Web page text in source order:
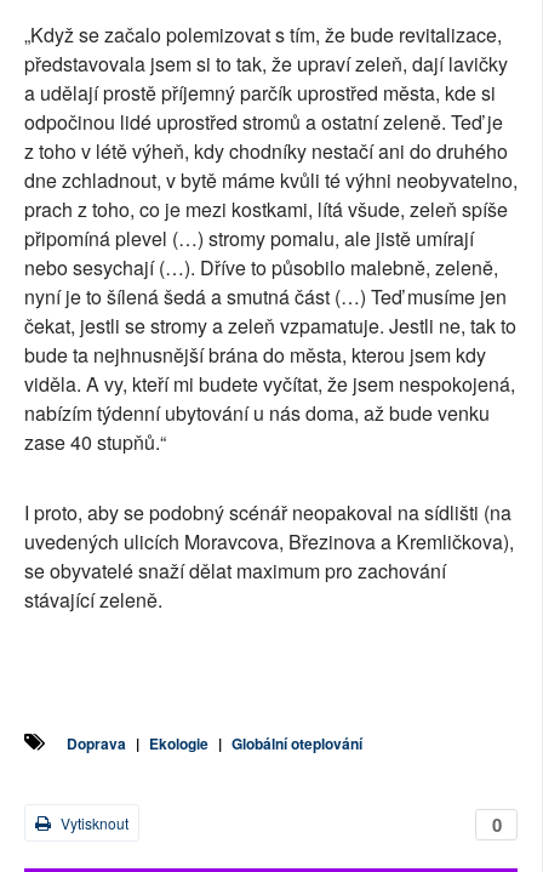
„Když se začalo polemizovat s tím, že bude revitalizace,
představovala jsem si to tak, že upraví zeleň, dají lavičky
a udělají prostě příjemný parčík uprostřed města, kde si
odpočinou lidé uprostřed stromů a ostatní zeleně. Teď je
z toho v létě výheň, kdy chodníky nestačí ani do druhého
dne zchladnout, v bytě máme kvůli té výhni neobyvatelno,
prach z toho, co je mezi kostkami, lítá všude, zeleň spíše
připomíná plevel (…) stromy pomalu, ale jistě umírají
nebo sesychají (…). Dříve to působilo malebně, zeleně,
nyní je to šílená šedá a smutná část (…) Teď musíme jen
čekat, jestli se stromy a zeleň vzpamatuje. Jestli ne, tak to
bude ta nejhnusnější brána do města, kterou jsem kdy
viděla. A vy, kteří mi budete vyčítat, že jsem nespokojená,
nabízím týdenní ubytování u nás doma, až bude venku
zase 40 stupňů.“
I proto, aby se podobný scénář neopakoval na sídlišti (na
uvedených ulicích Moravcova, Březinova a Kremličkova),
se obyvatelé snaží dělat maximum pro zachování
stávající zeleně.
Doprava | Ekologie | Globální oteplování
0
Vytisknout